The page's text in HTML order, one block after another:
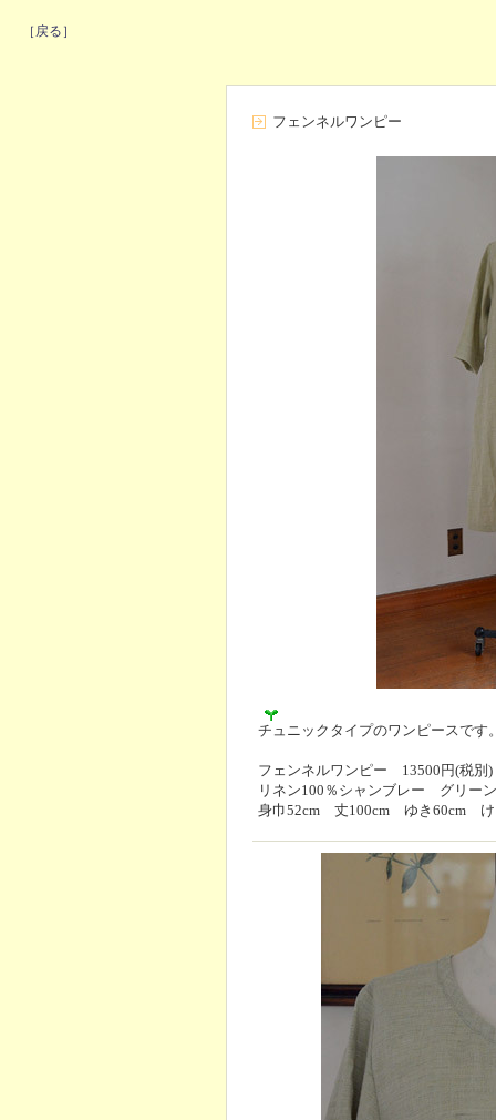
［戻る］
フェンネルワンピー
チュニックタイプのワンピースです
フェンネルワンピー 13500円(税別)
リネン100％シャンブレー グリーン
身巾52cm 丈100cm ゆき60cm け